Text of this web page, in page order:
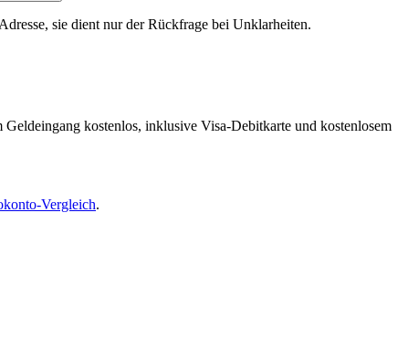
sie dient nur der Rückfrage bei Unklarheiten.
kostenlos, inklusive Visa-Debitkarte und kostenlosem
Vergleich.